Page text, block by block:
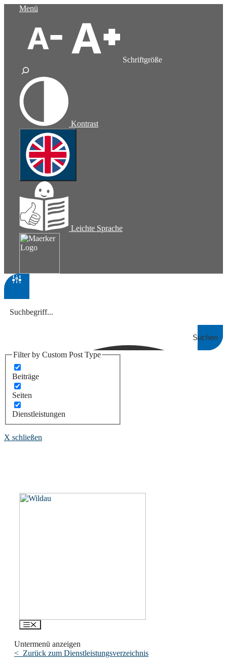
Menü
Schriftgröße
Kontrast
Leichte Sprache
Suchen
Filter by Custom Post Type
Beiträge
Seiten
Dienstleistungen
X schließen
Menü
Untermenü anzeigen
< Zurück zum Dienstleistungsverzeichnis